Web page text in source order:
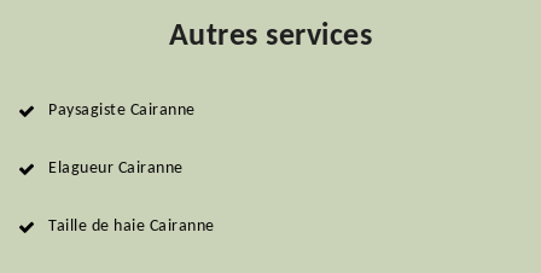
Autres services
Paysagiste Cairanne
Elagueur Cairanne
Taille de haie Cairanne